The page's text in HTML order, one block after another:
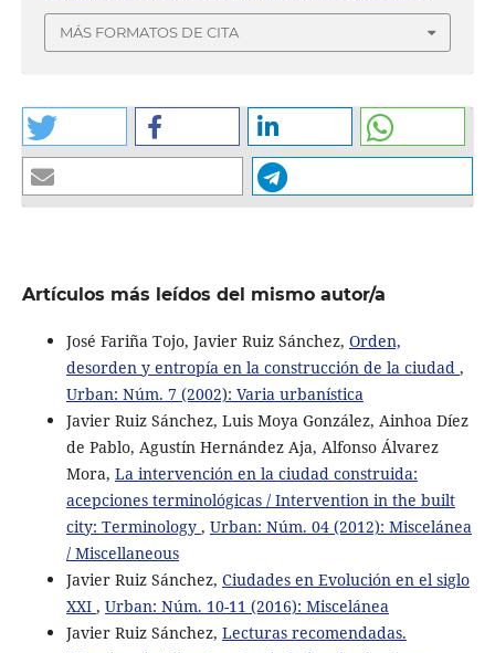
MÁS FORMATOS DE CITA
Artículos más leídos del mismo autor/a
José Fariña Tojo, Javier Ruiz Sánchez, Orden,
desorden y entropía en la construcción de la ciudad ,
Urban: Núm. 7 (2002): Varia urbanística
Javier Ruiz Sánchez, Luis Moya González, Ainhoa Díez
de Pablo, Agustín Hernández Aja, Alfonso Álvarez
Mora, La intervención en la ciudad construida:
acepciones terminológicas / Intervention in the built
city: Terminology , Urban: Núm. 04 (2012): Miscelánea
/ Miscellaneous
Javier Ruiz Sánchez, Ciudades en Evolución en el siglo
XXI , Urban: Núm. 10-11 (2016): Miscelánea
Javier Ruiz Sánchez, Lecturas recomendadas.